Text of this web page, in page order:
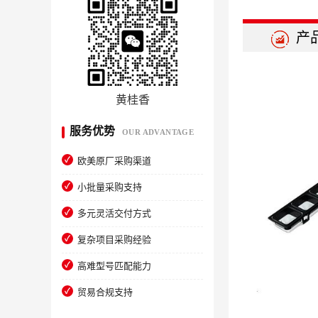
黄桂香
服务优势 OUR ADVANTAGE
欧美原厂采购渠道
小批量采购支持
多元灵活交付方式
复杂项目采购经验
高难型号匹配能力
贸易合规支持
产